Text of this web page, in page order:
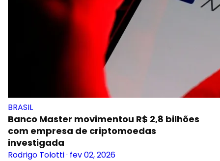
BRASIL
Banco Master movimentou R$ 2,8 bilhões
com empresa de criptomoedas
investigada
Rodrigo Tolotti· fev 02, 2026